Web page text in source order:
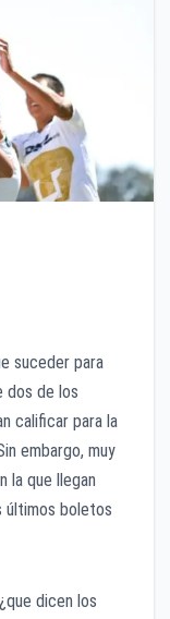
suceder para
dos de los
calificar para la
embargo, muy
la que llegan
últimos boletos
dicen los